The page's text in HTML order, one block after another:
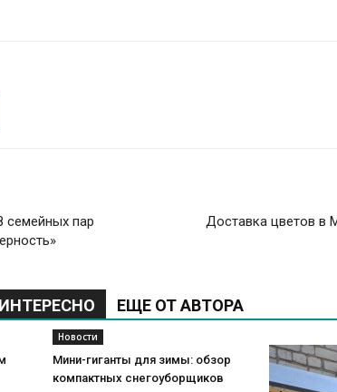
семейных пар
Доставка цветов в
ЕЩЕ ОТ АВТОРА
Новости
Мини-гиганты для зимы: обзор
компактных снегоуборщиков